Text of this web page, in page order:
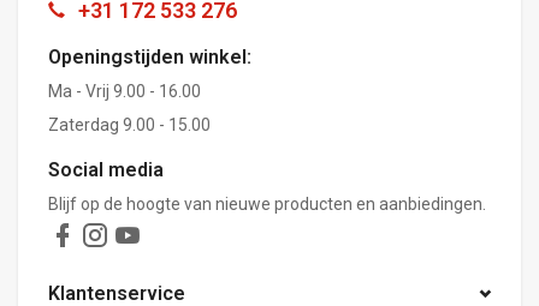
+31 172 533 276
Openingstijden winkel:
Ma - Vrij 9.00 - 16.00
Zaterdag 9.00 - 15.00
Social media
Blijf op de hoogte van nieuwe producten en aanbiedingen.
Klantenservice